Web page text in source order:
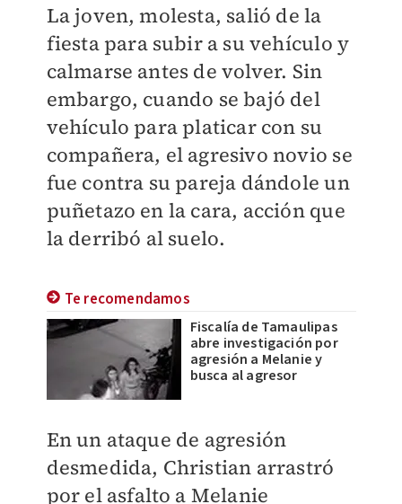
La joven, molesta, salió de la
fiesta para subir a su vehículo y
calmarse antes de volver. Sin
embargo, cuando se bajó del
vehículo para platicar con su
compañera, el agresivo novio se
fue contra su pareja dándole un
puñetazo en la cara, acción que
la derribó al suelo.
Te recomendamos
Fiscalía de Tamaulipas
abre investigación por
agresión a Melanie y
busca al agresor
En un ataque de agresión
desmedida, Christian arrastró
por el asfalto a Melanie